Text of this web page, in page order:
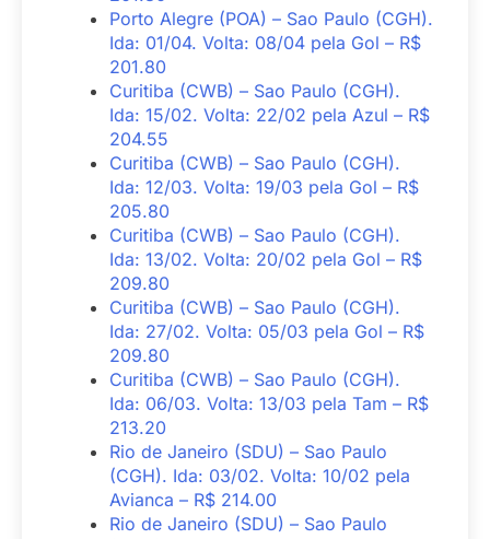
Porto Alegre (POA) – Sao Paulo (CGH).
Ida: 01/04. Volta: 08/04 pela Gol – R$
201.80
Curitiba (CWB) – Sao Paulo (CGH).
Ida: 15/02. Volta: 22/02 pela Azul – R$
204.55
Curitiba (CWB) – Sao Paulo (CGH).
Ida: 12/03. Volta: 19/03 pela Gol – R$
205.80
Curitiba (CWB) – Sao Paulo (CGH).
Ida: 13/02. Volta: 20/02 pela Gol – R$
209.80
Curitiba (CWB) – Sao Paulo (CGH).
Ida: 27/02. Volta: 05/03 pela Gol – R$
209.80
Curitiba (CWB) – Sao Paulo (CGH).
Ida: 06/03. Volta: 13/03 pela Tam – R$
213.20
Rio de Janeiro (SDU) – Sao Paulo
(CGH). Ida: 03/02. Volta: 10/02 pela
Avianca – R$ 214.00
Rio de Janeiro (SDU) – Sao Paulo